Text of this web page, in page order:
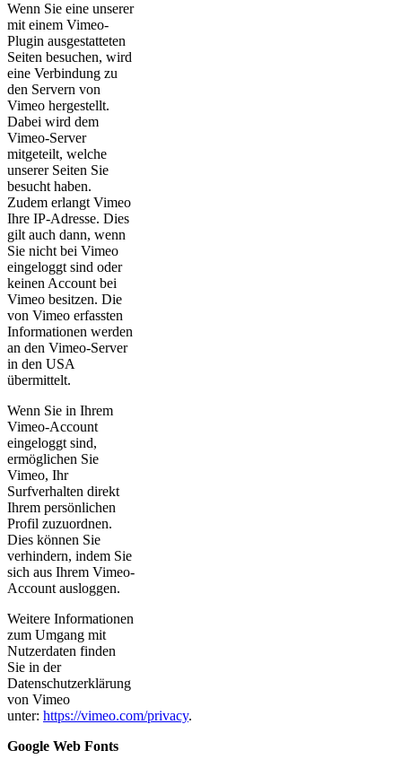
Wenn Sie eine unserer
mit einem Vimeo-
Plugin ausgestatteten
Seiten besuchen, wird
eine Verbindung zu
den Servern von
Vimeo hergestellt.
Dabei wird dem
Vimeo-Server
mitgeteilt, welche
unserer Seiten Sie
besucht haben.
Zudem erlangt Vimeo
Ihre IP-Adresse. Dies
gilt auch dann, wenn
Sie nicht bei Vimeo
eingeloggt sind oder
keinen Account bei
Vimeo besitzen. Die
von Vimeo erfassten
Informationen werden
an den Vimeo-Server
in den USA
übermittelt.
Wenn Sie in Ihrem
Vimeo-Account
eingeloggt sind,
ermöglichen Sie
Vimeo, Ihr
Surfverhalten direkt
Ihrem persönlichen
Profil zuzuordnen.
Dies können Sie
verhindern, indem Sie
sich aus Ihrem Vimeo-
Account ausloggen.
Weitere Informationen
zum Umgang mit
Nutzerdaten finden
Sie in der
Datenschutzerklärung
von Vimeo
unter: https://vimeo.com/privacy.
Google Web Fonts